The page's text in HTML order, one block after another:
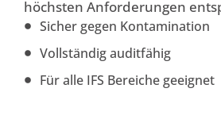
höchsten Anforderungen
Sicher gegen Kontamination
Vollständig auditfähig
Für alle IFS Bereiche geeignet